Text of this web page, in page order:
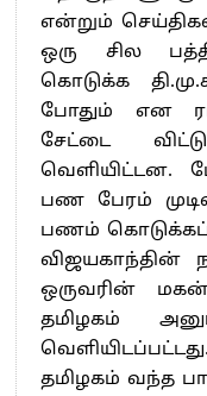
தமிழக சட்டப்பேரவையில்
என்றும்
ஒரு சில
கொடுக்க
போதும் என
சேட்டை
வெளியிட்டன.
பண பேரம்
பணம்
விஜயகாந்தின்
ஒருவரின்
தமிழகம்
தமிழகம் வந்த